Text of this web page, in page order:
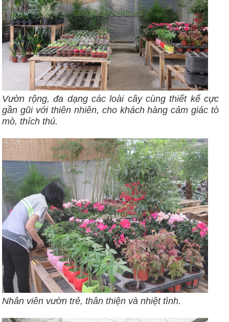
Vườn rộng, đa dạng các loài cây cùng thiết kế cực
gần gũi với thiên nhiên, cho khách hàng cảm giác tò
mò, thích thú.
Nhân viên vườn trẻ, thân thiện và nhiệt tình.